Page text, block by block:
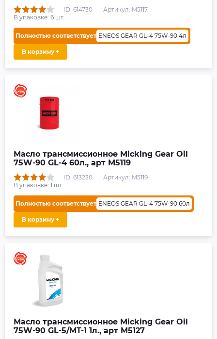
ID: 614730
Артикул: M5117
В упаковке: 6 шт.
Полностью соответствует ENEOS GEAR GL-4 75W-90 4л
В корзину +
Масло трансмиссионное Micking Gear Oil
75W-90 GL-4 60л., арт M5119
ID: 613230
Артикул: M5119
В упаковке: 1 шт.
Полностью соответствует ENEOS GEAR GL-4 75W-90 60л
В корзину +
Масло трансмиссионное Micking Gear Oil
75W-90 GL-5/MT-1 1л., арт M5127